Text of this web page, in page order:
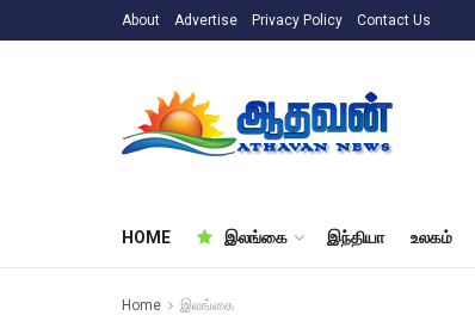
About Advertise Privacy Policy Contact Us
HOME இலங்கை இந்தியா உலகம்
Home இலங்கை